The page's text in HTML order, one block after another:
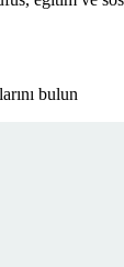
bulun